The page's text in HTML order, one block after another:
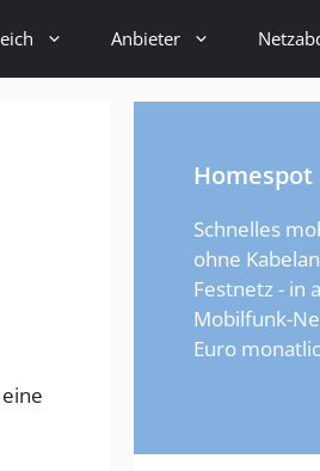
Anbieter
Homespot
Schnelles
ohne
Festnetz - in
Mobilfunk-
Euro